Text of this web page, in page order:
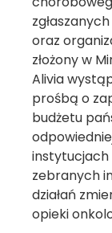
oraz
złożony w
Alivia
prośbą o
budżetu
instytucjach
zebranych
działań
opieki